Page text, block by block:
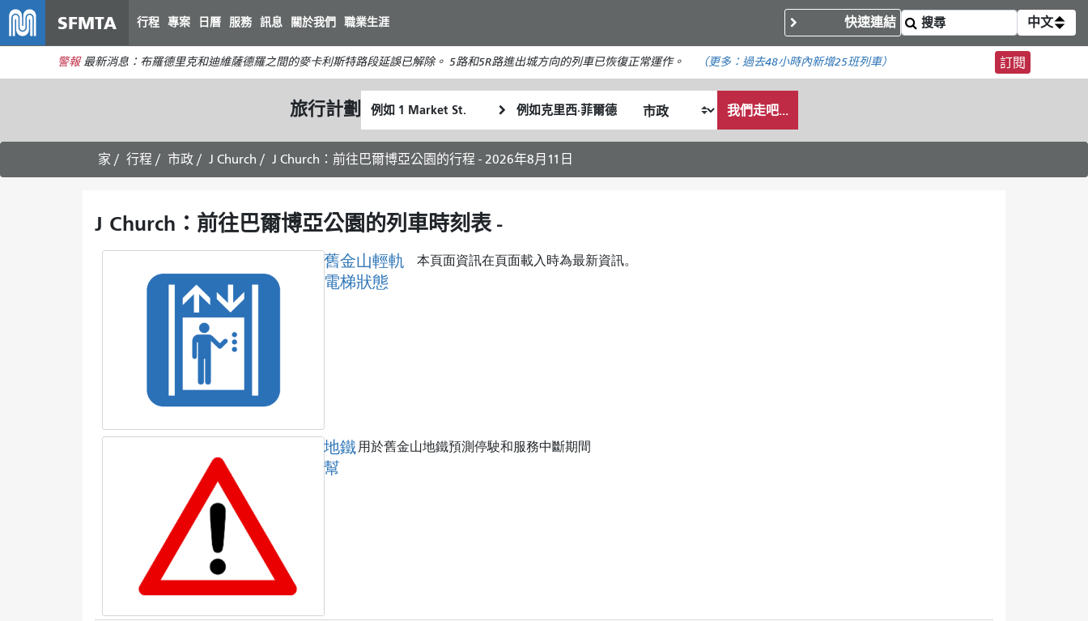
主
要
內
容
SFMTA 行程 專案 日曆 服務 訊息 關於我們 職業生涯 快速連結 中文
警報 最新消息：布羅德里克和迪維薩德羅之間的麥卡利斯特路段延誤已解除。 5路和5R路進出城方向的列車已恢復正常運作。 （更多： 過去48小時內新增25班列車） 訂閱
旅行計劃
起
始
位
置
終
點
位
置
我
希
的
式
我們走吧...
家 行程 市政 J Church J Church：前往巴爾博亞公園的行程 - 2026年8月11日
J Church：前往巴爾博亞公園的列車時刻表 -
舊金山輕軌
電梯狀態
本頁面資訊在頁面載入時為最新資訊。
地鐵
幫
用於舊金山地鐵預測停駛和服務中斷期間